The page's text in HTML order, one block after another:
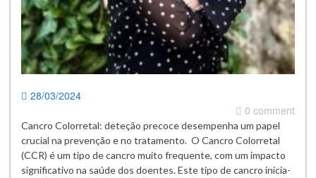
28/03/2024
0 comment
Cancro Colorretal: deteção precoce desempenha um papel
crucial na prevenção e no tratamento. O Cancro Colorretal
(CCR) é um tipo de cancro muito frequente, com um impacto
significativo na saúde dos doentes. Este tipo de cancro inicia-